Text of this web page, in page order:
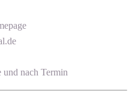
und nach Termin